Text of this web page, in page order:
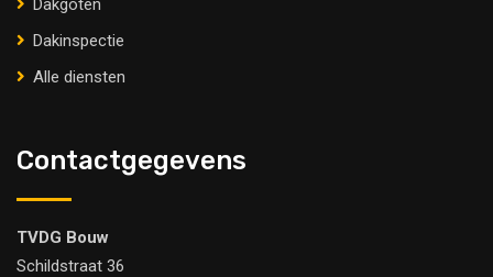
Dakinspectie
Alle diensten
Contactgegevens
TVDG Bouw
Schildstraat 36